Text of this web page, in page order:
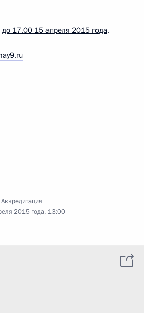
до 17.00 15 апреля 2015 года.
Аккредитация
2015 года, 13:00